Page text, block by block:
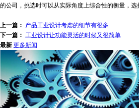
的公司，挑选时可以从实际角度上综合性的衡量，选
上一篇： 产品工业设计考虑的细节有很多
下一篇： 工业设计让功能灵活的时候又很简单
最新更多新闻